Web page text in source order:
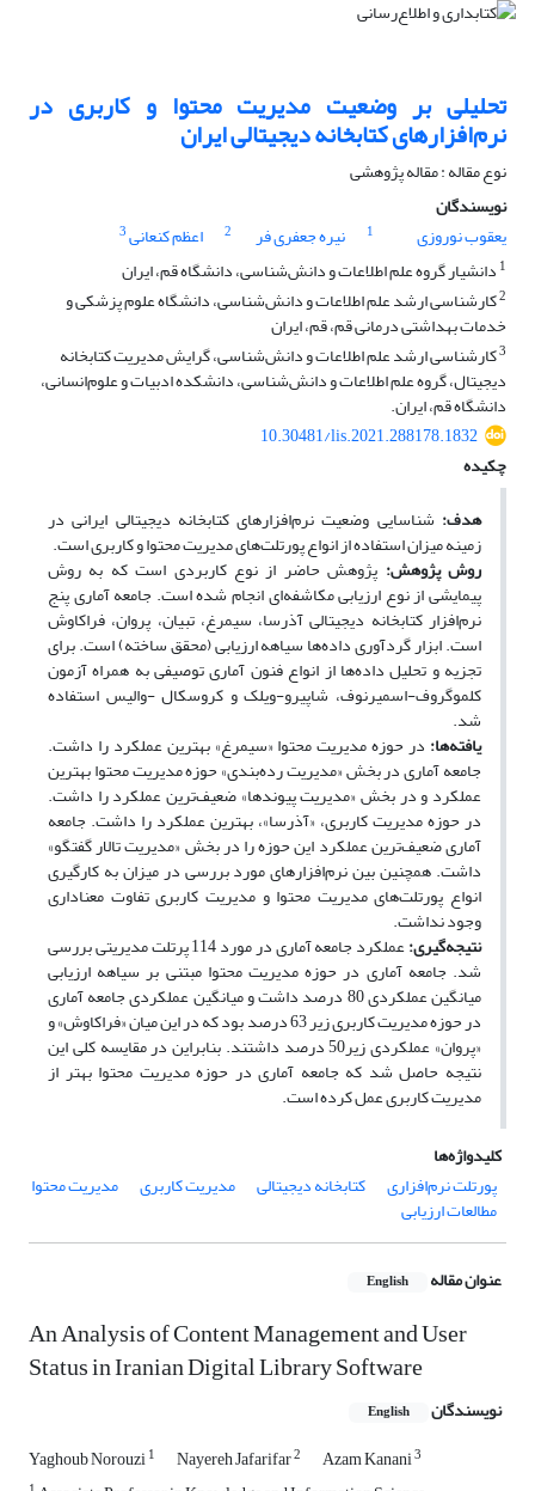
تحلیلی بر وضعیت مدیریت محتوا و کاربری در
نرم‌افزارهای کتابخانه دیجیتالی ایران
نوع مقاله : مقاله پژوهشی
نویسندگان
یعقوب نوروزی
1 نیره جعفری فر 2 اعظم کنعانی3
1 دانشیار گروه علم اطلاعات و دانش‌شناسی، دانشگاه قم، ایران
2کارشناسی ارشد علم اطلاعات و دانش‌شناسی، دانشگاه علوم پزشکی و
خدمات بهداشتی درمانی قم، قم، ایران
3کارشناسی ارشد علم اطلاعات و دانش‌شناسی، گرایش مدیریت کتابخانه
دیجیتال، گروه علم اطلاعات و دانش‌شناسی، دانشکده ادبیات و علوم‌انسانی،
دانشگاه قم، ایران.
10.30481/lis.2021.288178.1832
چکیده
هدف: شناسایی وضعیت نرم‌افزارهای کتابخانه دیجیتالی ایرانی در
زمینه میزان استفاده از انواع پورتلت‌های مدیریت محتوا و کاربری است.
روش پژوهش: پژوهش حاضر از نوع کاربردی است که به روش
پیمایشی از نوع ارزیابی مکاشفه‌ای انجام شده است. جامعه آماری پنج
نرم‌افزار کتابخانه دیجیتالی آذرسا، سیمرغ، تبیان، پروان، فراکاوش
است. ابزار گردآوری داده‌ها سیاهه ارزیابی (محقق ساخته) است. برای
تجزیه و تحلیل داده‌ها از انواع فنون آماری توصیفی به همراه آزمون
کلموگروف-اسمیرنوف، شاپیرو-ویلک و کروسکال -والیس استفاده
شد.
یافته‌ها: در حوزه مدیریت محتوا «سیمرغ» بهترین عملکرد را داشت.
جامعه آماری در بخش «مدیریت رده‌بندی» حوزه مدیریت محتوا بهترین
عملکرد و در بخش «مدیریت پیوندها» ضعیف‌ترین عملکرد را داشت.
در حوزه مدیریت کاربری، «آذرسا»، بهترین عملکرد را داشت. جامعه
آماری ضعیف‌ترین عملکرد این حوزه را در بخش «مدیریت تالار گفتگو»
داشت. همچنین بین نرم‌افزارهای مورد بررسی در میزان به کارگیری
انواع پورتلت‌های مدیریت محتوا و مدیریت کاربری تفاوت معناداری
وجود نداشت.
نتیجه‌گیری: عملکرد جامعه آماری در مورد 114 پرتلت مدیریتی بررسی
شد. جامعه آماری در حوزه مدیریت محتوا مبتنی بر سیاهه ارزیابی
میانگین عملکردی 80 درصد داشت و میانگین عملکردی جامعه آماری
در حوزه مدیریت کاربری زیر 63 درصد بود که در این میان «فراکاوش» و
«پروان» عملکردی زیر50 درصد داشتند. بنابراین در مقایسه کلی این
نتیجه حاصل شد که جامعه آماری در حوزه مدیریت محتوا بهتر از
مدیریت کاربری عمل کرده است.
کلیدواژه‌ها
پورتلت نرم‌افزاری
کتابخانه دیجیتالی مدیریت کاربری مدیریت محتوا
مطالعات ارزیابی
عنوان مقاله English
An Analysis of Content Management and User
Status in Iranian Digital Library Software
نویسندگان English
Yaghoub Norouzi1 Nayereh Jafarifar2 Azam Kanani3